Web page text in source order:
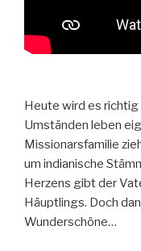
Heute wird es
Umständen leben
Missionarsfamilie
um indianische
Herzens gibt der
Häuptlings. Doch
Wunderschöne…